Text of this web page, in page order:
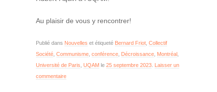
Au plaisir de vous y rencontrer!
Publié dans Nouvelles et étiqueté Bernard Friot Collectif
Société Communisme conférence Décroissance Montréal
Université de Paris UQAM le 25 septembre 2023 Laisser un
commentaire